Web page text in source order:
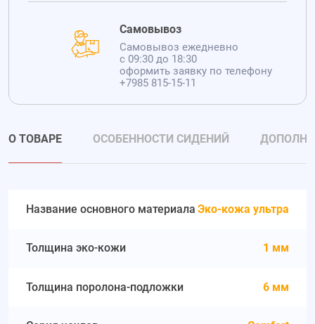
Самовывоз
Самовывоз ежедневно
с 09:30 до 18:30
оформить заявку по телефону
+7985 815-15-11
О ТОВАРЕ ОСОБЕННОСТИ СИДЕНИЙ
Название основного материала Эко-кожа ультра
Толщина эко-кожи 1 мм
Толщина поролона-подложки 6 мм